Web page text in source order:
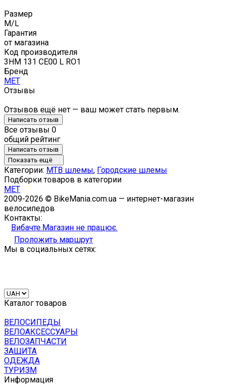
Размер
M/L
Гарантия
от магазина
Код производителя
3HM 131 CE00 L RO1
Бренд
MET
Отзывы
Отзывов ещё нет — ваш может стать первым.
Написать отзыв
Все отзывы 0
общий рейтинг
Написать отзыв
Показать ещё
Категории: MTB шлемы, Городские шлемы
Подборки товаров в категории
MET
2009-2026 © BikeMania.com.ua — интернет-магазин
велосипедов
Контакты:
Вибачте.Магазин не працює.
Проложить маршрут
Мы в социальных сетях:
Каталог товаров
ВЕЛОСИПЕДЫ
ВЕЛОАКСЕССУАРЫ
ВЕЛОЗАПЧАСТИ
ЗАЩИТА
ОДЕЖДА
ТУРИЗМ
Информация